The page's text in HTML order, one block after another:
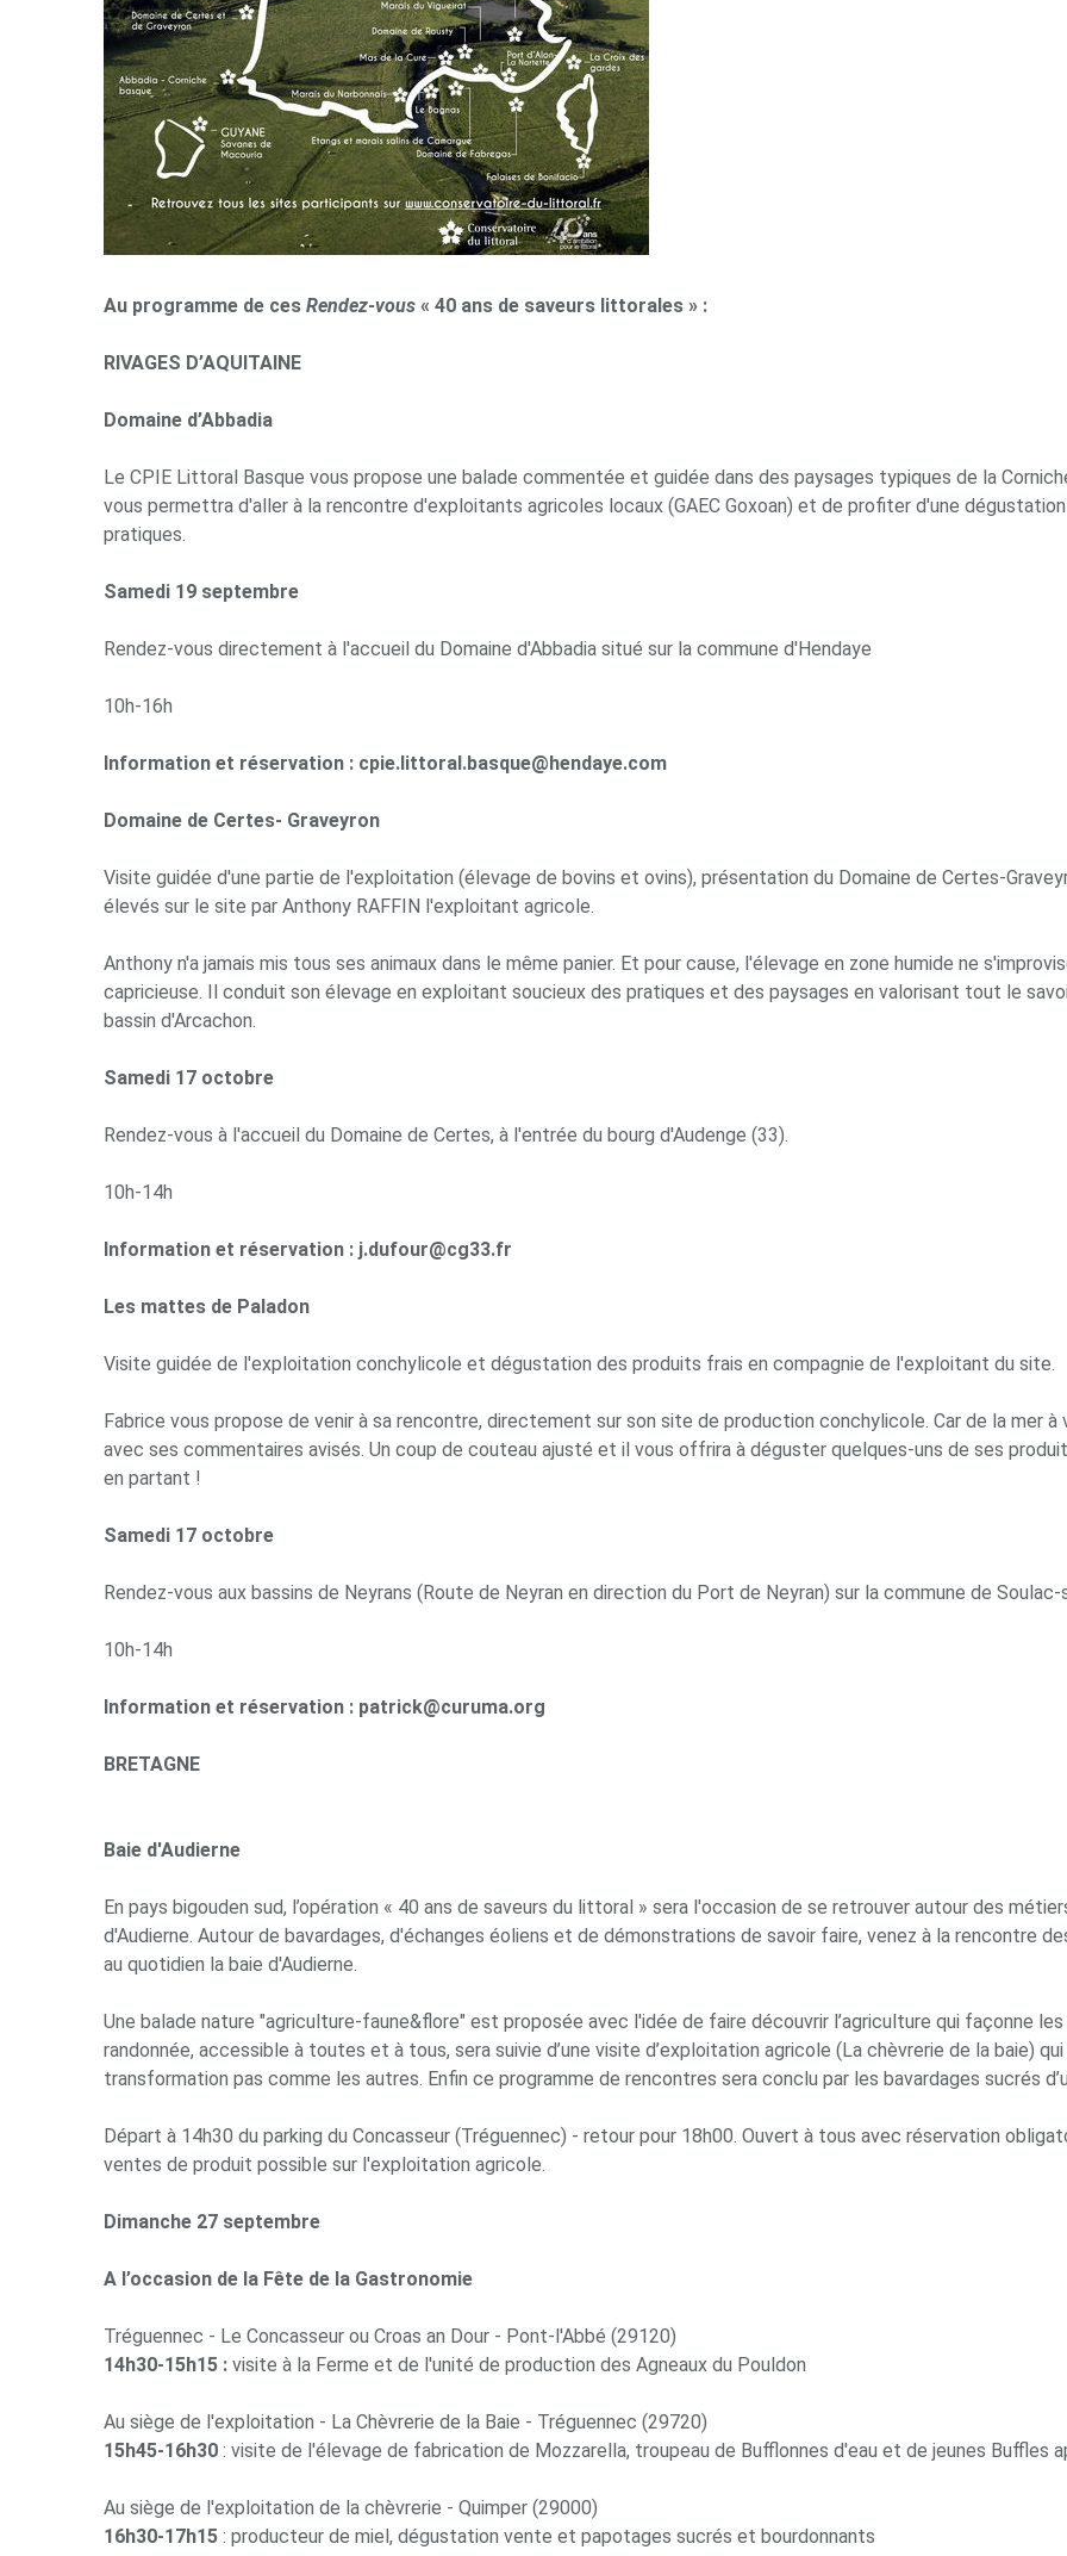
Au programme de ces Rendez-vous « 40 ans de saveurs littorales » :
RIVAGES D’AQUITAINE
Domaine d’Abbadia
Le CPIE Littoral Basque vous propose une balade commentée et guidée dans des paysages typiques de la
vous permettra d'aller à la rencontre d'exploitants agricoles locaux (GAEC Goxoan) et de profiter d'une
pratiques.
Samedi 19 septembre
Rendez-vous directement à l'accueil du Domaine d'Abbadia situé sur la commune d'Hendaye
10h-16h
Information et réservation : cpie.littoral.basque@hendaye.com
Domaine de Certes- Graveyron
Visite guidée d'une partie de l'exploitation (élevage de bovins et ovins), présentation du Domaine de Certes-
élevés sur le site par Anthony RAFFIN l'exploitant agricole.
Anthony n'a jamais mis tous ses animaux dans le même panier. Et pour cause, l'élevage en zone humide ne
capricieuse. Il conduit son élevage en exploitant soucieux des pratiques et des paysages en valorisant tout le
bassin d'Arcachon.
Samedi 17 octobre
Rendez-vous à l'accueil du Domaine de Certes, à l'entrée du bourg d'Audenge (33).
10h-14h
Information et réservation : j.dufour@cg33.fr
Les mattes de Paladon
Visite guidée de l'exploitation conchylicole et dégustation des produits frais en compagnie de l'exploitant du site.
Fabrice vous propose de venir à sa rencontre, directement sur son site de production conchylicole. Car de la mer
avec ses commentaires avisés. Un coup de couteau ajusté et il vous offrira à déguster quelques-uns de ses
en partant !
Samedi 17 octobre
Rendez-vous aux bassins de Neyrans (Route de Neyran en direction du Port de Neyran) sur la commune de Soulac-
10h-14h
Information et réservation : patrick@curuma.org
BRETAGNE
Baie d'Audierne
En pays bigouden sud, l’opération « 40 ans de saveurs du littoral » sera l'occasion de se retrouver autour des
d'Audierne. Autour de bavardages, d'échanges éoliens et de démonstrations de savoir faire, venez à la rencontre
au quotidien la baie d'Audierne.
Une balade nature "agriculture-faune&flore" est proposée avec l'idée de faire découvrir l’agriculture qui façonne
randonnée, accessible à toutes et à tous, sera suivie d’une visite d’exploitation agricole (La chèvrerie de la baie)
transformation pas comme les autres. Enfin ce programme de rencontres sera conclu par les bavardages sucrés
Départ à 14h30 du parking du Concasseur (Tréguennec) - retour pour 18h00. Ouvert à tous avec réservation
ventes de produit possible sur l'exploitation agricole.
Dimanche 27 septembre
A l’occasion de la Fête de la Gastronomie
Tréguennec - Le Concasseur ou Croas an Dour - Pont-l'Abbé (29120)
14h30-15h15 : visite à la Ferme et de l'unité de production des Agneaux du Pouldon
Au siège de l'exploitation - La Chèvrerie de la Baie - Tréguennec (29720)
15h45-16h30 : visite de l'élevage de fabrication de Mozzarella, troupeau de Bufflonnes d'eau et de jeunes Buffles
Au siège de l'exploitation de la chèvrerie - Quimper (29000)
16h30-17h15 : producteur de miel, dégustation vente et papotages sucrés et bourdonnants